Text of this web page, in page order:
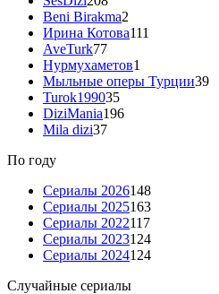
Beni Birakma2
Ирина Котова111
AveTurk77
Нурмухаметов1
Мыльные оперы Турции39
Turok199035
DiziMania196
Mila dizi37
По году
Сериалы 2026148
Сериалы 2025163
Сериалы 2022117
Сериалы 2023124
Сериалы 2024124
Случайные сериалы